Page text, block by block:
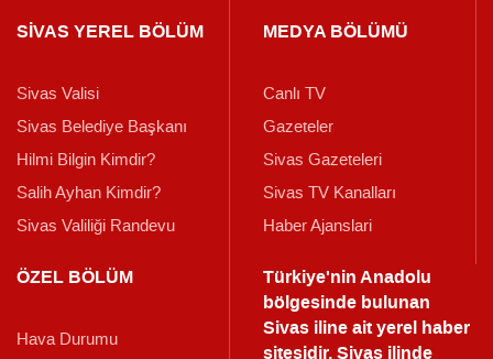
SİVAS YEREL BÖLÜM
Sivas Valisi
Sivas Belediye Başkanı
Hilmi Bilgin Kimdir?
Salih Ayhan Kimdir?
Sivas Valiliği Randevu
MEDYA BÖLÜMÜ
Canlı TV
Gazeteler
Sivas Gazeteleri
Sivas TV Kanalları
Haber Ajanslari
ÖZEL BÖLÜM
Hava Durumu
Türkiye'nin Anadolu
bölgesinde bulunan
Sivas iline ait yerel haber
sitesidir. Sivas ilinde